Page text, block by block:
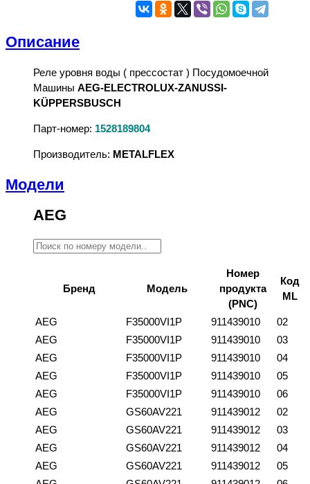
Описание
Реле уровня воды ( прессостат ) Посудомоечной
Машины AEG-ELECTROLUX-ZANUSSI-
KÜPPERSBUSCH
Парт-номер: 1528189804
Производитель: METALFLEX
Модели
AEG
Бренд Модель
Номер
продукта
(PNC)
Код
ML
AEG F35000VI1P 911439010
02
AEG
F35000VI1P 911439010
03
AEG
F35000VI1P 911439010
04
AEG
F35000VI1P 911439010
05
AEG
F35000VI1P 911439010
06
AEG
GS60AV221 911439012
02
AEG
GS60AV221 911439012
03
AEG
GS60AV221 911439012
04
AEG
GS60AV221 911439012
05